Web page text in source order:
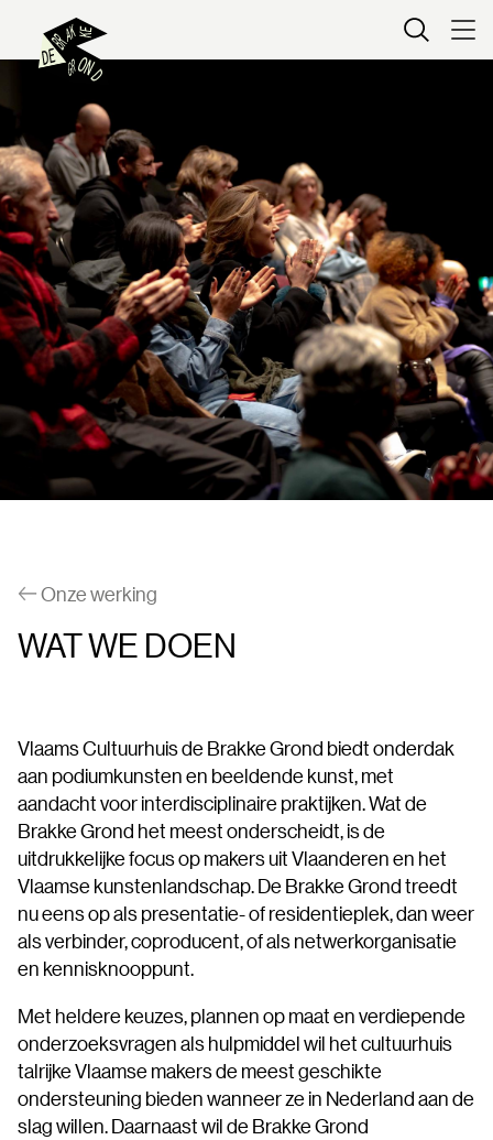
Onze werking
WAT WE DOEN
Vlaams Cultuurhuis de Brakke Grond biedt onderdak
aan podiumkunsten en beeldende kunst, met
aandacht voor interdisciplinaire praktijken. Wat de
Brakke Grond het meest onderscheidt, is de
uitdrukkelijke focus op makers uit Vlaanderen en het
Vlaamse kunstenlandschap. De Brakke Grond treedt
nu eens op als presentatie- of residentieplek, dan weer
als verbinder, coproducent, of als netwerkorganisatie
en kennisknooppunt.
Met heldere keuzes, plannen op maat en verdiepende
onderzoeksvragen als hulpmiddel wil het cultuurhuis
talrijke Vlaamse makers de meest geschikte
ondersteuning bieden wanneer ze in Nederland aan de
slag willen. Daarnaast wil de Brakke Grond